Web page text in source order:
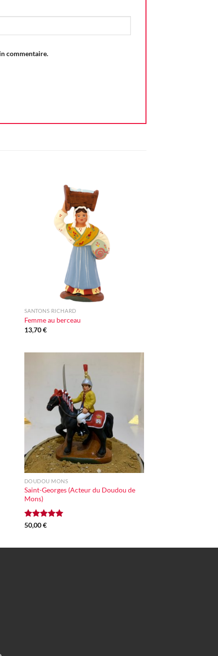
commentaire.
SANTONS RICHARD
Femme au berceau
13,70€
+
DOUDOU MONS
Saint-Georges (Acteur du Doudou de
Mons)
Note5.00
50,00€